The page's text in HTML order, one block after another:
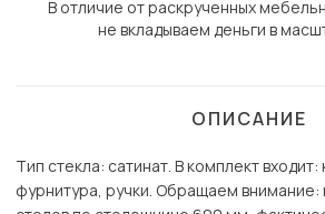
В отличие от раскрученных
не вкладываем деньги в
ОПИСАНИЕ
Тип стекла: сатинат. В комплект
фурнитура, ручки. Обращаем внимание: